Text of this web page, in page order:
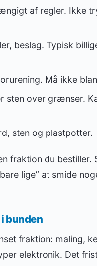
af regler. Ikke
beslag. Typisk
Må ikke
sten over grænser.
sten og plastpotter.
fraktion du bestiller.
lige” at smide
bunden
fraktion: maling,
elektronik. Det